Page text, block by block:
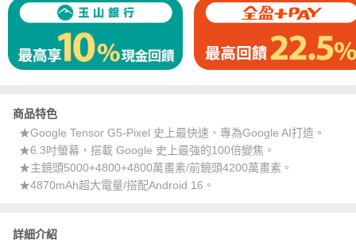
商品特色
★Google Tensor G5-Pixel 史上最快速、專為Google AI打造。
★6.3吋螢幕，搭載 Google 史上最強的100倍變焦。
★主鏡頭5000+4800+4800萬畫素/前鏡頭4200萬畫素。
★4870mAh超大電量/搭配Android 16。
詳細介紹